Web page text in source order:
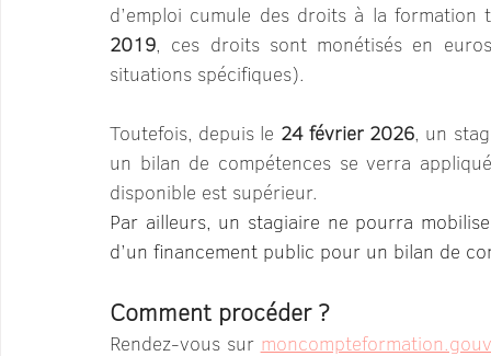
2019, ces droits sont monétisés en
situations spécifiques).
Toutefois, depuis le 24 février 2026, un
un bilan de compétences se verra
disponible est supérieur.
Par ailleurs, un stagiaire ne pourra
d’un financement public pour un bilan de
Comment procéder ?
Rendez-vous sur